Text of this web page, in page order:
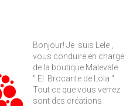
Bonjour! Je suis Lele ,
vous conduire en charge
de la boutique Malevale
" El Brocante de Lola " .
Tout ce que vous verrez
sont des créations